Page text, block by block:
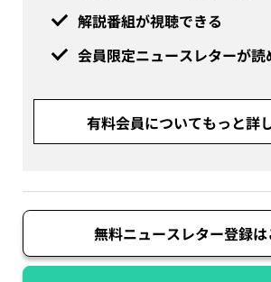
解説番組が視聴できる
会員限定ニュースレターが読
有料会員についてもっと詳
無料ニュースレター登録は